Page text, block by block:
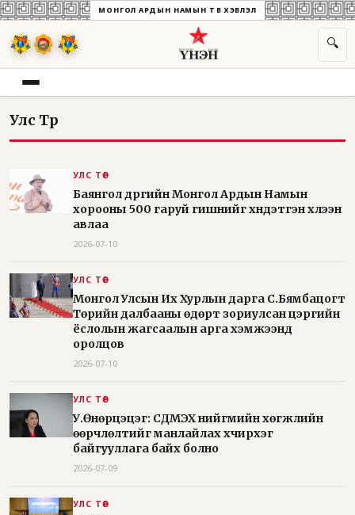
МОНГОЛ АРДЫН НАМЫН ТӨВ ХЭВЛЭЛ
🔍
Улс Төр
УЛС ТӨР
Баянгол дүүргийн Монгол Ардын Намын
хорооны 500 гаруй гишүүнийг хүндэтгэн хүлээн
авлаа
2026-07-10
УЛС ТӨР
Монгол Улсын Их Хурлын дарга С.Бямбацогт
Төрийн далбааны өдөрт зориулсан цэргийн
ёслолын жагсаалын арга хэмжээнд
оролцов
2026-07-10
УЛС ТӨР
У.Өнөрцэцэг: СДМЭХ нийгмийн хөгжлийн
өөрчлөлтийг манлайлах хүчирхэг
байгууллага байх болно
2026-07-09
УЛС ТӨР